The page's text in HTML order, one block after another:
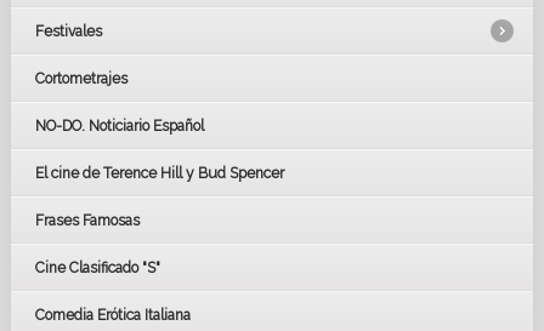
Festivales
LOS OSCARS
GOYAS
BAFTA
Cortometrajes
NO-DO. Noticiario Español
El cine de Terence Hill y Bud Spencer
Frases Famosas
Cine Clasificado "S"
Comedia Erótica Italiana